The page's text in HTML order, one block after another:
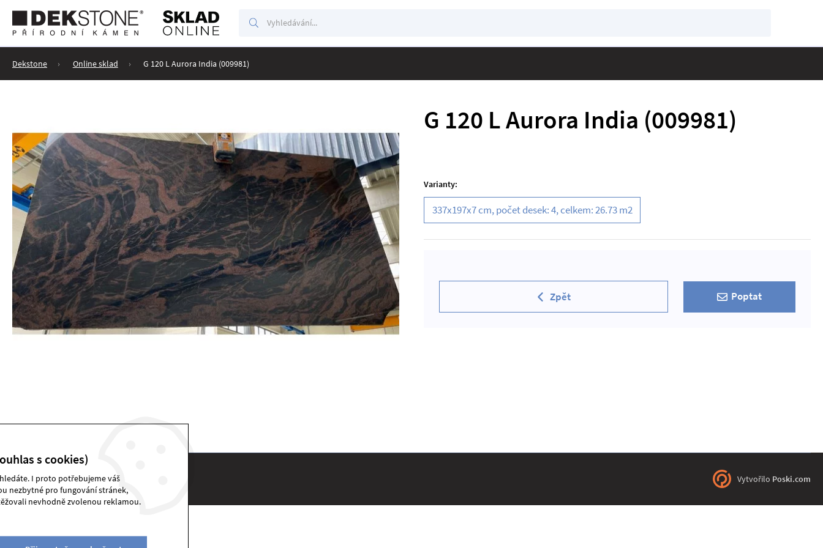
Vyhledávání
Vyhledávání
Dekstone Online sklad G 120 L Aurora India (009981)
G 120 L Aurora India (009981)
Varianty:
337x197x7 cm, počet desek: 4, celkem: 26.73 m2
Poptat
Zpět
DEKSTONE sklad | © 2026 Vytvořilo Poski.com
s cookies)
I proto potřebujeme váš
nezbytné pro fungování stránek,
nevhodně zvolenou reklamou.